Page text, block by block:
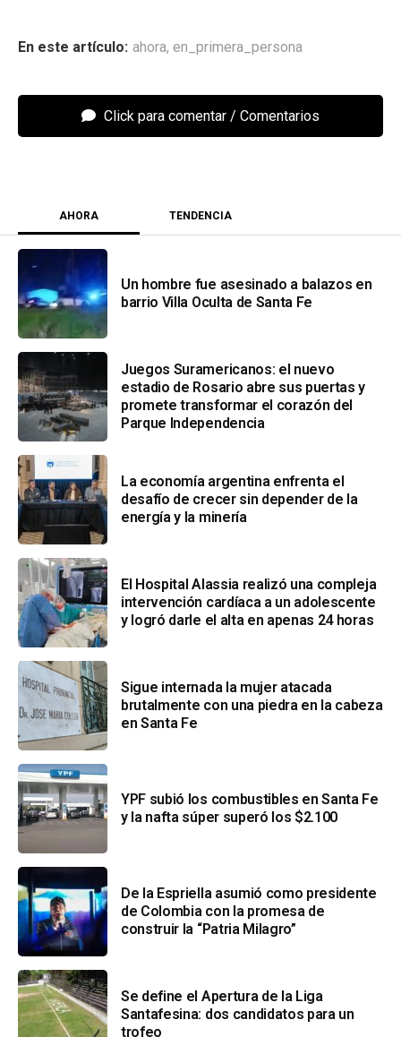
ahora, en_primera_persona
Click para comentar
AHORA TENDENCIA
Un hombre fue asesinado a balazos en
barrio Villa Oculta de Santa Fe
Juegos Suramericanos: el nuevo
estadio de Rosario abre sus puertas y
promete transformar el corazón del
Parque Independencia
La economía argentina enfrenta el
desafío de crecer sin depender de la
energía y la minería
El Hospital Alassia realizó una compleja
intervención cardíaca a un adolescente
y logró darle el alta en apenas 24 horas
Sigue internada la mujer atacada
brutalmente con una piedra en la cabeza
en Santa Fe
YPF subió los combustibles en Santa Fe
y la nafta súper superó los $2.100
De la Espriella asumió como presidente
de Colombia con la promesa de
construir la “Patria Milagro”
Se define el Apertura de la Liga
Santafesina: dos candidatos para un
trofeo